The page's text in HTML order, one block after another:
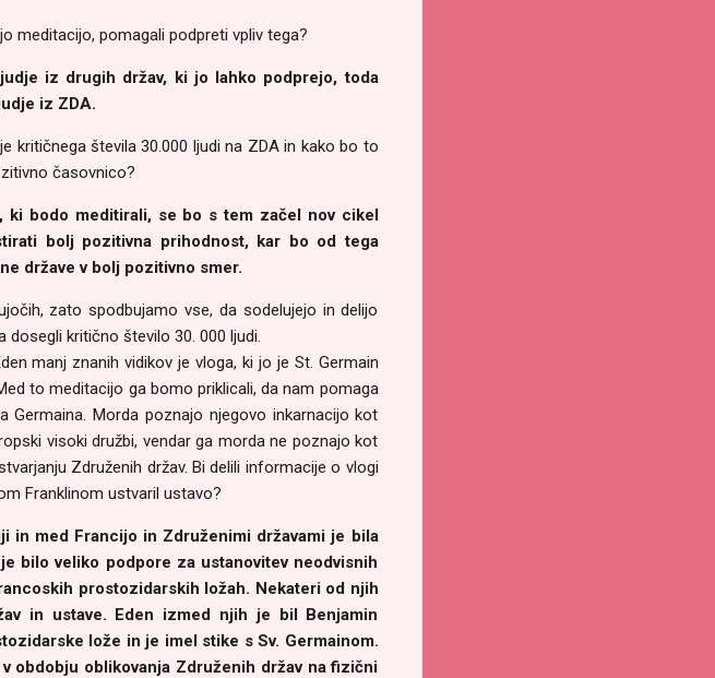
meditacijo, pomagali podpreti vpliv tega?
iz drugih držav, ki jo lahko podprejo, toda
iz ZDA.
kritičnega števila 30.000 ljudi na ZDA in kako bo to
časovnico?
ki bodo meditirali, se bo s tem začel nov cikel
bolj pozitivna prihodnost, kar bo od tega
države v bolj pozitivno smer.
zato spodbujamo vse, da sodelujejo in delijo
kritično število 30. 000 ljudi.
manj znanih vidikov je vloga, ki jo je St. Germain
to meditacijo ga bomo priklicali, da nam pomaga
Morda poznajo njegovo inkarnacijo kot
visoki družbi, vendar ga morda ne poznajo kot
Združenih držav. Bi delili informacije o vlogi
Franklinom ustvaril ustavo?
in med Francijo in Združenimi državami je bila
bilo veliko podpore za ustanovitev neodvisnih
prostozidarskih ložah. Nekateri od njih
in ustave. Eden izmed njih je bil Benjamin
lože in je imel stike s Sv. Germainom.
obdobju oblikovanja Združenih držav na fizični